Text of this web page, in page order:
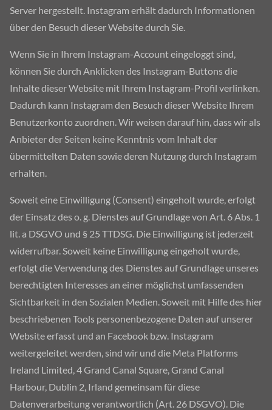
Server hergestellt. Instagram erhält dadurch Informationen
über den Besuch dieser Website durch Sie.
Wenn Sie in Ihrem Instagram-Account eingeloggt sind,
können Sie durch Anklicken des Instagram-Buttons die
Inhalte dieser Website mit Ihrem Instagram-Profil verlinken.
Dadurch kann Instagram den Besuch dieser Website Ihrem
Benutzerkonto zuordnen. Wir weisen darauf hin, dass wir als
Anbieter der Seiten keine Kenntnis vom Inhalt der
übermittelten Daten sowie deren Nutzung durch Instagram
erhalten.
Soweit eine Einwilligung (Consent) eingeholt wurde, erfolgt
der Einsatz des o. g. Dienstes auf Grundlage von Art. 6 Abs. 1
lit. a DSGVO und § 25 TTDSG. Die Einwilligung ist jederzeit
widerrufbar. Soweit keine Einwilligung eingeholt wurde,
erfolgt die Verwendung des Dienstes auf Grundlage unseres
berechtigten Interesses an einer möglichst umfassenden
Sichtbarkeit in den Sozialen Medien. Soweit mit Hilfe des hier
beschriebenen Tools personenbezogene Daten auf unserer
Website erfasst und an Facebook bzw. Instagram
weitergeleitet werden, sind wir und die Meta Platforms
Ireland Limited, 4 Grand Canal Square, Grand Canal
Harbour, Dublin 2, Irland gemeinsam für diese
Datenverarbeitung verantwortlich (Art. 26 DSGVO). Die